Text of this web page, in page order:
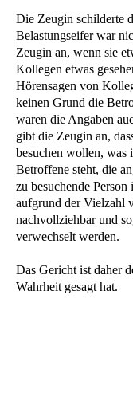
Die Zeugin schilderte
Belastungseifer war
Zeugin an, wenn sie
Kollegen etwas
Hörensagen von
keinen Grund die
waren die Angaben
gibt die Zeugin an,
besuchen wollen, was
Betroffene steht, die
zu besuchende
aufgrund der Vielzahl
nachvollziehbar und
verwechselt werden.
Das Gericht ist daher
Wahrheit gesagt hat.